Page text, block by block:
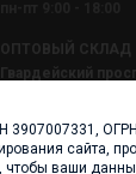
ОПТОВЫЙ СКЛАД
Гвардейский
пн-пт 8:00 - 17:00
сайта,
ваши